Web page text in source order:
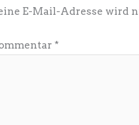
E-Mail-Adresse wird
*